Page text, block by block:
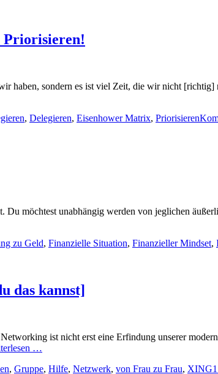
Priorisieren!
sondern es ist viel Zeit, die wir nicht [richtig]
, Delegieren, Eisenhower Matrix, Priorisieren
möchtest unabhängig werden von jeglichen
zu Geld, Finanzielle Situation, Finanzieller Mindset,
das kannst]
ist nicht erst eine Erfindung unserer
…
, Gruppe, Hilfe, Netzwerk, von Frau zu Frau, XING